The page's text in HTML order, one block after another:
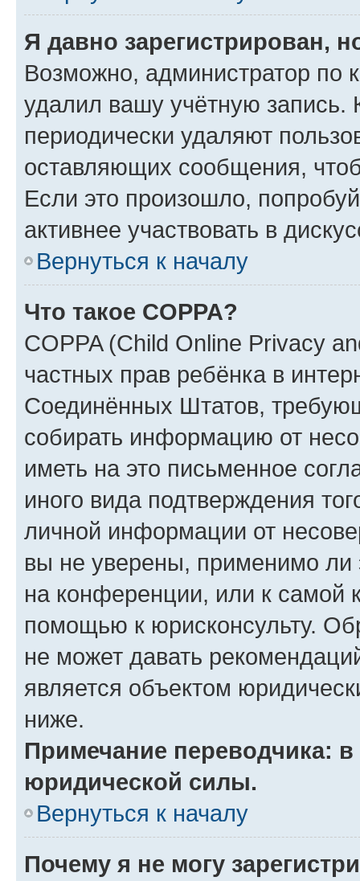
Я давно зарегистрирован,
Возможно, администратор по
удалил вашу учётную запись.
периодически удаляют
оставляющих сообщения,
Если это произошло,
активнее участвовать в
Вернуться к началу
Что такое COPPA?
COPPA (Child Online Privacy
частных прав ребёнка в
Соединённых Штатов,
собирать информацию от
иметь на это письменное
иного вида подтверждения
личной информации от
вы не уверены, применимо ли
на конференции, или к самой
помощью к юрисконсульту.
не может давать
является объектом
ниже.
Примечание переводчика:
юридической силы.
Вернуться к началу
Почему я не могу